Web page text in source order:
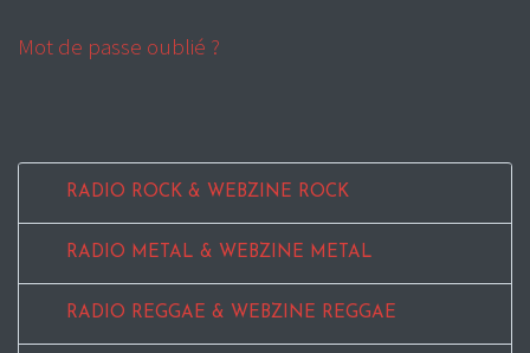
Mot de passe oublié ?
RADIO ROCK & WEBZINE ROCK
RADIO METAL & WEBZINE METAL
RADIO REGGAE & WEBZINE REGGAE